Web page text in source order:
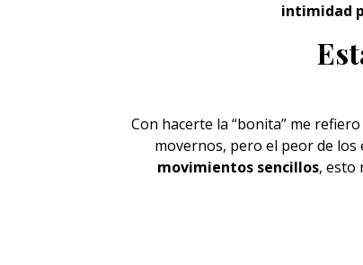
intimidad
Con hacerte la “bonita” me
movernos, pero el peor de
movimientos sencillos, esto